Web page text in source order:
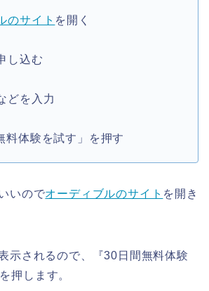
のサイト を開く
し込む
どを入力
料体験を試す」を押す
いのでオーディブルのサイト を開き
示されるので、『30日間無料体験
押します。